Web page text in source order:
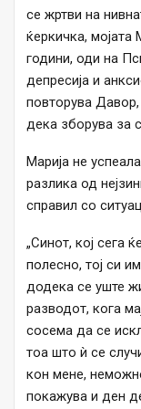
се жртви на
ќеркичка, мојата
години, оди на
депресија и
повторува
дека зборува за
Марија не
разлика од
справил со
„Синот, кој сега
полесно, тој си
додека се уште
разводот, кога
сосема да се
тоа што ѝ се
кон мене,
покажува и ден